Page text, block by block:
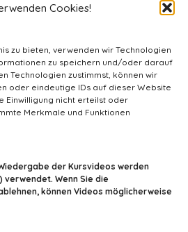
Cookies!
zu bieten, verwenden wir Technologien
zu speichern und/oder darauf
Technologien zustimmst, können wir
oder eindeutige IDs auf dieser Website
Einwilligung nicht erteilst oder
Merkmale und Funktionen
der Kursvideos werden
verwendet. Wenn Sie die
können Videos möglicherweise
wissen.de